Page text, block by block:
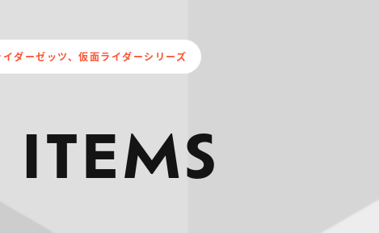
ダーゼッツ、仮面ライダーシリーズ
ITEMS